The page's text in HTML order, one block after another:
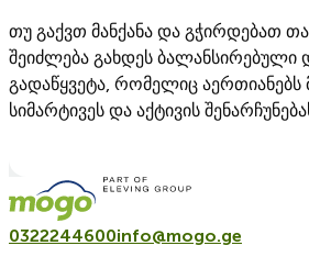
თუ გაქვთ მანქანა და გჭირდებათ
შეიძლება გახდეს ბალანსირებული
გადაწყვეტა, რომელიც
სიმარტივეს და აქტივის
0322244600info@mogo.ge